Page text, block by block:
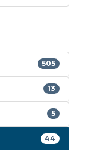
505
13
5
44